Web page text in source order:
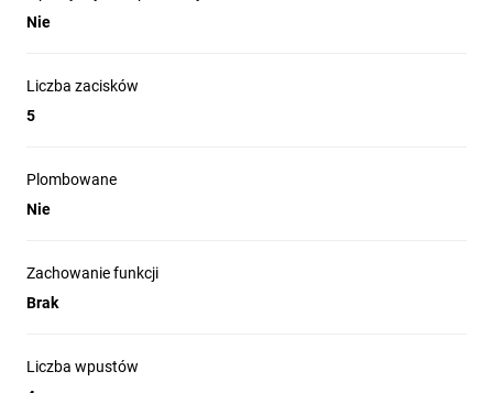
Nie
Liczba zacisków
5
Plombowane
Nie
Zachowanie funkcji
Brak
Liczba wpustów